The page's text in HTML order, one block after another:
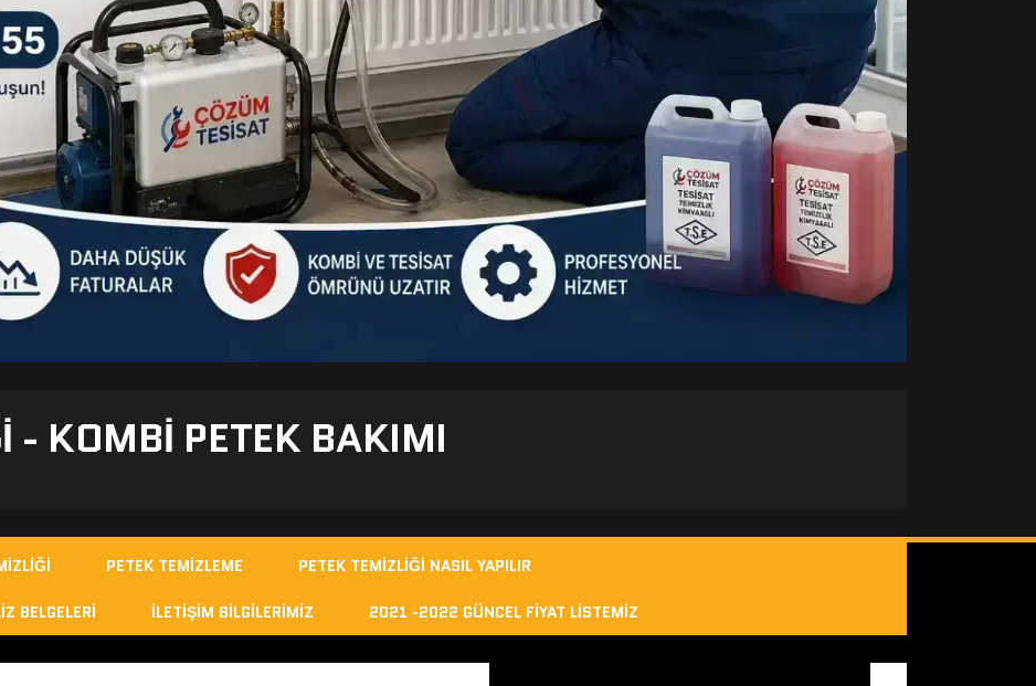
- KOMBI PETEK BAKIMI
PETEK TEMIZLEME PETEK TEMIZLIĞI NASIL YAPILIR
BELGELERI İLETIŞIM BILGILERIMIZ 2021 -2022 GÜNCEL FIYAT LISTEMIZ